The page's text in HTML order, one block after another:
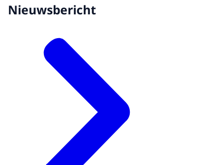
Nieuwsbericht